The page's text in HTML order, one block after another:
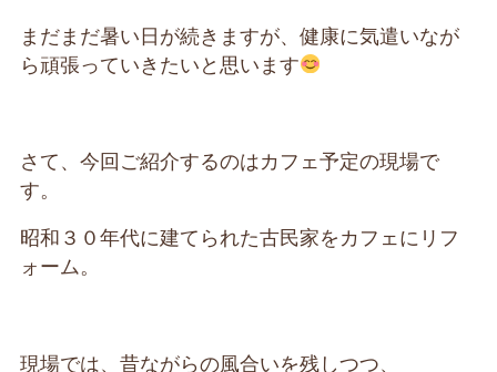
まだまだ暑い日が続きますが、健康に気遣いなが
ら頑張っていきたいと思います
さて、今回ご紹介するのはカフェ予定の現場で
す。
昭和３０年代に建てられた古民家をカフェにリフ
ォーム。
現場では、昔ながらの風合いを残しつつ、